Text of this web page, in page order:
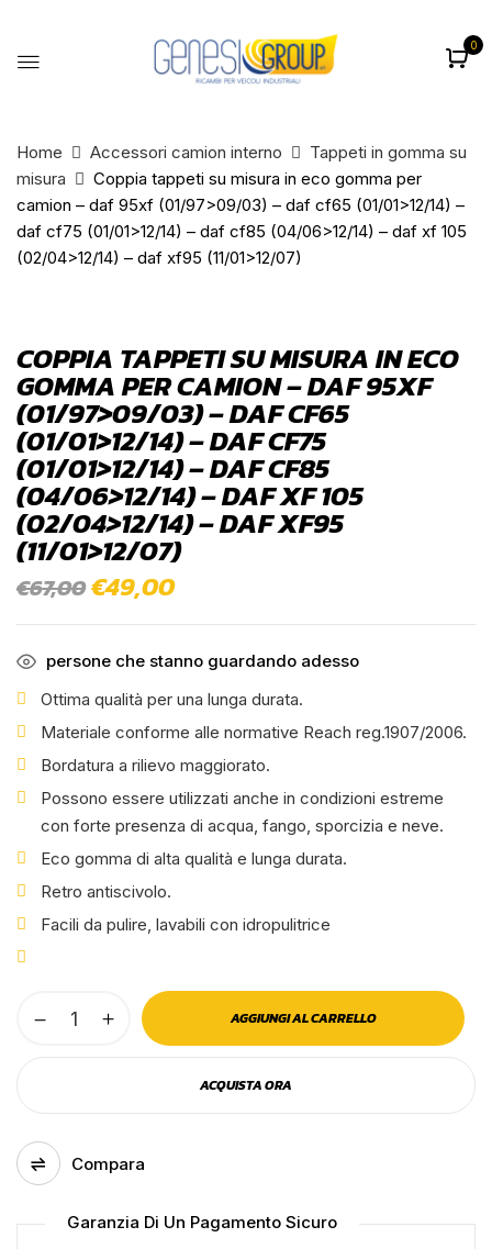
0
Home Accessori camion interno
Tappeti in gomma su
misura
Coppia tappeti su misura in eco gomma per
camion – daf 95xf (01/97>09/03) – daf cf65 (01/01>12/14) –
daf cf75 (01/01>12/14) – daf cf85 (04/06>12/14) – daf xf 105
(02/04>12/14) – daf xf95 (11/01>12/07)
COPPIA TAPPETI SU MISURA IN ECO
GOMMA PER CAMION – DAF 95XF
(01/97>09/03) – DAF CF65
(01/01>12/14) – DAF CF75
(01/01>12/14) – DAF CF85
(04/06>12/14) – DAF XF 105
(02/04>12/14) – DAF XF95
(11/01>12/07)
€67,00Il
prezzo
originale
era:
€67,00.
€49,00Il
attuale
è:
€49,00.
persone che stanno guardando adesso
Ottima qualità per una lunga durata.
Materiale conforme alle normative Reach reg.1907/2006.
Bordatura a rilievo maggiorato.
Possono essere utilizzati anche in condizioni estreme
con forte presenza di acqua, fango, sporcizia e neve.
Eco gomma di alta qualità e lunga durata.
Retro antiscivolo.
Facili da pulire, lavabili con idropulitrice
Coppia
su
in
eco
gomma
camion
AGGIUNGI AL CARRELLO
ACQUISTA ORA
Compara
Garanzia Di Un Pagamento Sicuro
BE THE FIRST TO REVIEW
GOMMA PER CAMION – DAF 95XF
(01/97>09/03) – DAF CF65
(01/01>12/14) – DAF CF75
(01/01>12/14) – DAF CF85
(11/01>12/07)”
Il tuo indirizzo email non sarà pubblicato.
campi obbligatori sono contrassegnati
La vostra valutazione
Salva il mio nome, email e sito web in
questo browser per la prossima volta che